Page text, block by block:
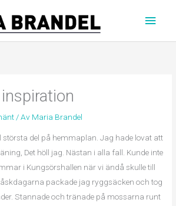
/ Av Maria Brandel
största del på hemmaplan. Jag hade lovat att
Det höll jag. Nästan i alla fall. Kunde inte
i Kungsörshallen när vi ändå skulle till
packade jag ryggsäcken och tog
Stannade och tränade på mossarna runt